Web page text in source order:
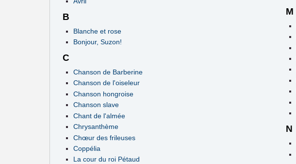
B
Blanche et rose
Bonjour, Suzon!
C
Chanson de Barberine
Chanson de l'oiseleur
Chanson hongroise
Chanson slave
Chant de l'almée
Chrysanthème
Chœur des frileuses
Coppélia
La cour du roi Pétaud
M
N